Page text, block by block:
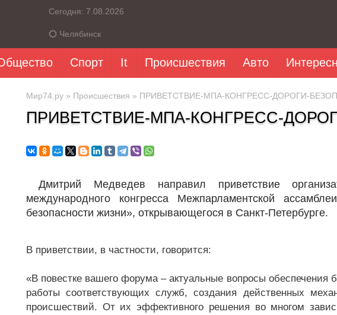
Сегодня: 7.08.2026
Челябинск
Спорт It Происшествия Авто
Мир74.ру » Происшествия » ПРИВЕТСТВИЕ-МПА-КОНГРЕСС-ДОРОГИ-
ПРИВЕТСТВИЕ-МПА-КОНГРЕСС-
Дмитрий Медведев направил приветствие
международного конгресса Межпарламентской
безопасности жизни», открывающегося в Санкт-Петербурге.
В приветствии, в частности, говорится:
«В повестке вашего форума – актуальные вопросы обеспечения
работы соответствующих служб, создания действенных
происшествий. От их эффективного решения во многом